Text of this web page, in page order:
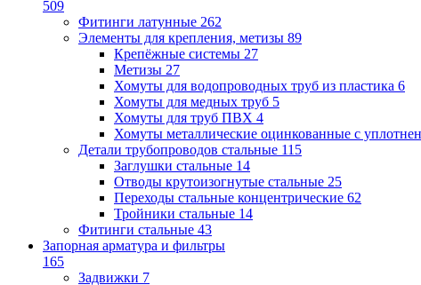
509
Фитинги латунные 262
Элементы для крепления, метизы 89
Крепёжные системы 27
Метизы 27
Хомуты для водопроводных труб из пластика 6
Хомуты для медных труб 5
Хомуты для труб ПВХ 4
Хомуты металлические оцинкованные с
Детали трубопроводов стальные 115
Заглушки стальные 14
Отводы крутоизогнутые стальные 25
Переходы стальные концентрические 62
Тройники стальные 14
Фитинги стальные 43
Запорная арматура и фильтры
165
Задвижки 7